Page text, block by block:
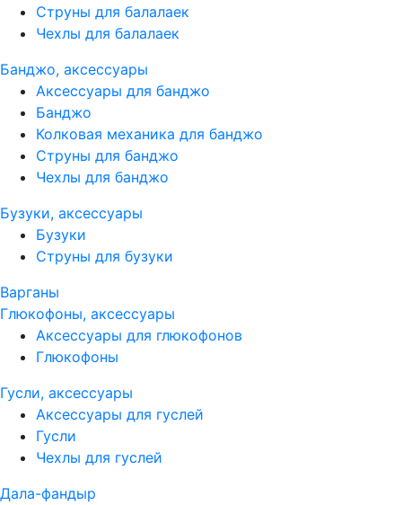
Струны для балалаек
Чехлы для балалаек
Банджо, аксессуары
Аксессуары для банджо
Банджо
Колковая механика для банджо
Струны для банджо
Чехлы для банджо
Бузуки, аксессуары
Бузуки
Струны для бузуки
Варганы
Глюкофоны, аксессуары
Аксессуары для глюкофонов
Глюкофоны
Гусли, аксессуары
Аксессуары для гуслей
Гусли
Чехлы для гуслей
Дала-фандыр